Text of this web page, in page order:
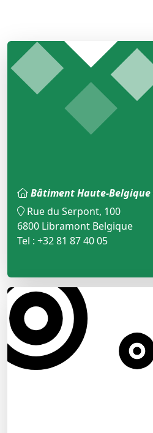
Bâtiment Haute-Belgique
Rue du Serpont, 100
6800 Libramont Belgique
Tel : +32 81 87 40 05